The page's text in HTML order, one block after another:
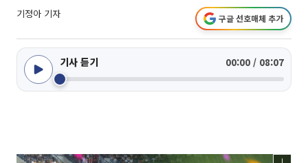
기정아 기자 구글 선호매체 추가
기사 듣기 00:00 / 08:07